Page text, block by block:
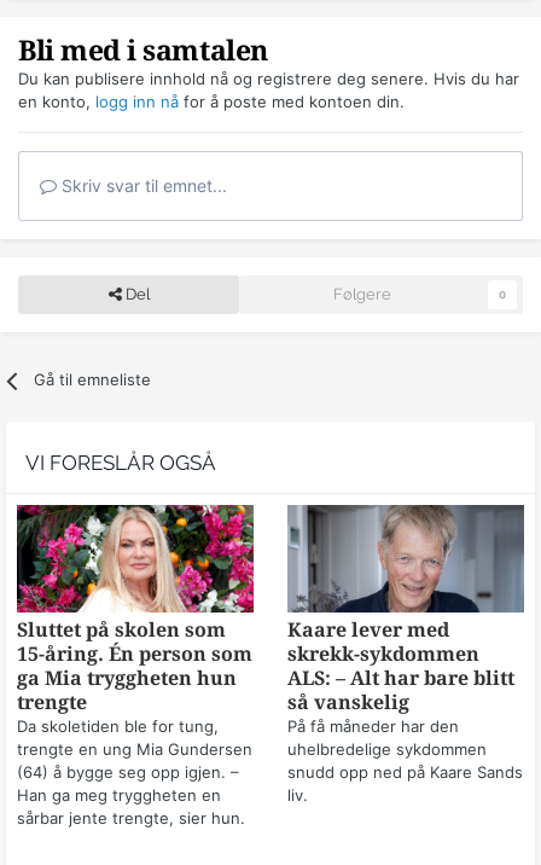
Bli med i samtalen
Du kan publisere innhold nå og registrere deg senere. Hvis du har
en konto, logg inn nå for å poste med kontoen din.
Skriv svar til emnet...
Del Følgere 0
Gå til emneliste
VI FORESLÅR OGSÅ
Sluttet på skolen som
15-åring. Én person som
ga Mia tryggheten hun
trengte
Da skoletiden ble for tung,
trengte en ung Mia Gundersen
(64) å bygge seg opp igjen. –
Han ga meg tryggheten en
sårbar jente trengte, sier hun.
Kaare lever med
skrekk-sykdommen
ALS: – Alt har bare blitt
så vanskelig
På få måneder har den
uhelbredelige sykdommen
snudd opp ned på Kaare Sands
liv.